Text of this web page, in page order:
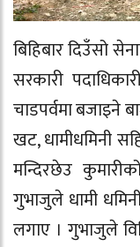
बिहिबार दिउँसो
सरकारी
चाडपर्वमा बजाइने
खट, धामीधमिनी
मन्दिरछेउ
गुभाजुले धामी
लगाए । गुभाजुले